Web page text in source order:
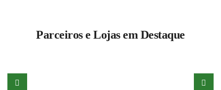
(Preto)
quantidade
Parceiros e Lojas em Destaque